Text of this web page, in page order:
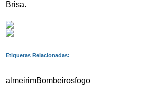
Brisa.
Etiquetas Relacionadas:
almeirimBombeirosfogo